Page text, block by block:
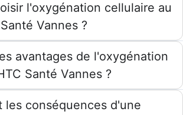
l'oxygénation cellulaire au
Vannes ?
avantages de l'oxygénation
Santé Vannes ?
les conséquences d'une